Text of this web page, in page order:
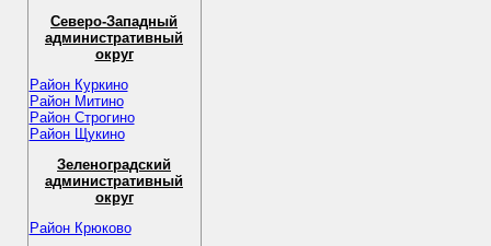
Северо-Западный
административный
округ
Район Куркино
Район Митино
Район Строгино
Район Щукино
Зеленоградский
административный
округ
Район Крюково